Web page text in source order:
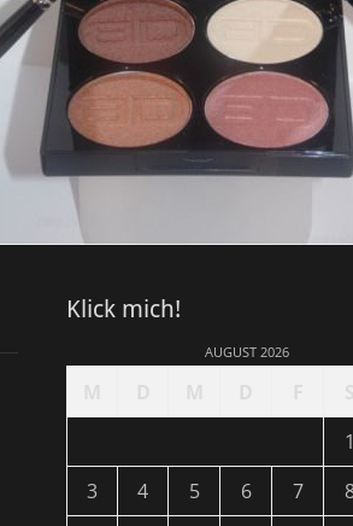
Klick mich!
AUGUST 2026
1
3
4 5 6 7